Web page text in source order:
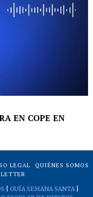
EN COPE EN
LEGAL
QUIÉNES SOMOS
GUÍA SEMANA SANTA|